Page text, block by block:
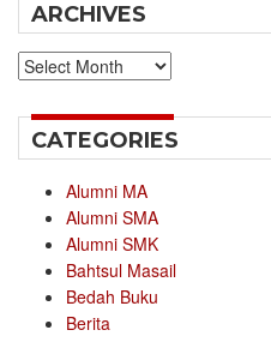
ARCHIVES
Archives
CATEGORIES
Alumni MA
Alumni SMA
Alumni SMK
Bahtsul Masail
Bedah Buku
Berita